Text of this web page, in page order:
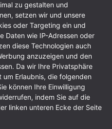
AGBSitemap
zu gestalten und
setzen wir und unsere
oder Targeting ein und
Daten wie IP-Adressen oder
diese Technologien auch
anzuzeigen und den
Da wir Ihre Privatsphäre
Erlaubnis, die folgenden
können Ihre Einwilligung
indem Sie auf die
linken unteren Ecke der Seite